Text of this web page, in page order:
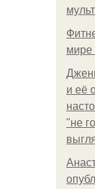
мире
и её
"не